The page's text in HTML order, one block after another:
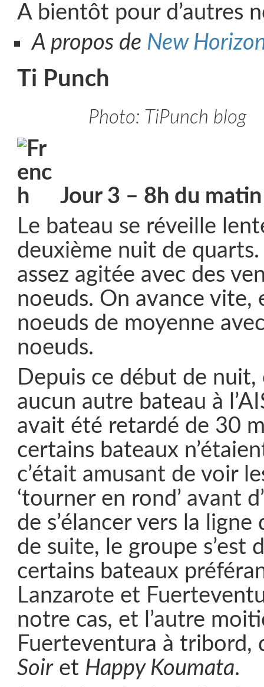
A bientôt pour d’autres
A propos de New
Ti Punch
Photo: TiPunch blog
Jour 3 – 8h du matin
Le bateau se réveille
deuxième nuit de
assez agitée avec des
noeuds. On avance vite,
noeuds de moyenne
noeuds.
Depuis ce début de
aucun autre bateau à
avait été retardé de 30
certains bateaux
c’était amusant de voir
‘tourner en rond’ avant
de s’élancer vers la
de suite, le groupe s’est
certains bateaux
Lanzarote et
notre cas, et l’autre
Fuerteventura à
Soiret Happy Koumata.